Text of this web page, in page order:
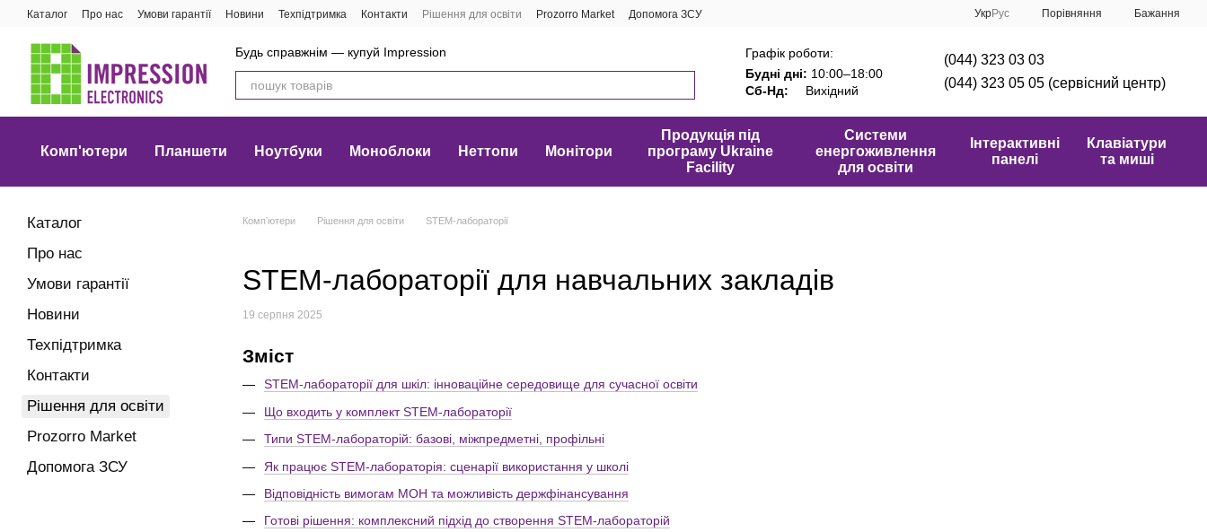
Перейти до основного контенту
Каталог Про нас Умови гарантії Новини Техпідтримка Контакти Рішення для освіти Prozorro Market Допомога ЗСУ УкрРус Порівняння Бажання
Будь справжнім — купуй Impression
Графік роботи:
Будні дні: 10:00–18:00
Сб-Нд:
Вихідний
(044) 323 03 03
(044) 323 05 05 (сервісний центр)
Комп'ютери Планшети Ноутбуки Моноблоки Неттопи Монітори
Продукція під
програму Ukraine
Facility
Системи
енергоживлення
для освіти
Інтерактивні
панелі
Клавіатури
та миші
Компʼютери Рішення для освіти STEM-лабораторії
STEM-лабораторії для навчальних закладів
19 серпня 2025
Зміст
STEM-лабораторії для шкіл: інноваційне середовище для сучасної освіти
Що входить у комплект STEM-лабораторії
Типи STEM-лабораторій: базові, міжпредметні, профільні
Як працює STEM-лабораторія: сценарії використання у школі
Відповідність вимогам МОН та можливість держфінансування
Готові рішення: комплексний підхід до створення STEM-лабораторій
Каталог
Про нас
Умови гарантії
Новини
Техпідтримка
Контакти
Рішення для освіти
Prozorro Market
Допомога ЗСУ